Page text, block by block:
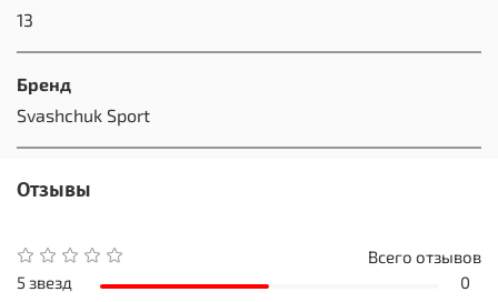
13
Бренд
Svashchuk Sport
Отзывы
Всего отзывов
5 звезд
0